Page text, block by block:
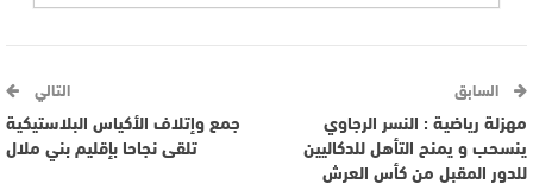
السابق
مهزلة رياضية : النسر الرجاوي
ينسحب و يمنح التأهل للدكاليين
للدور المقبل من كأس العرش
التالي
جمع وإتلاف الأكياس البلاستيكية
تلقى نجاحا بإقليم بني ملال